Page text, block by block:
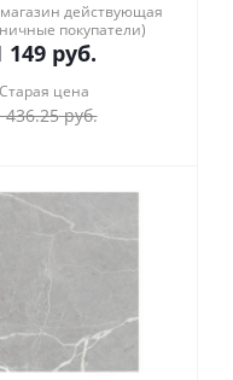
действующая
покупатели)
149 руб.
Старая цена
436.25руб.